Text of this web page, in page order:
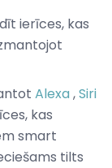
ierīces, kas
Alexa,Siri
kas
smart
tilts